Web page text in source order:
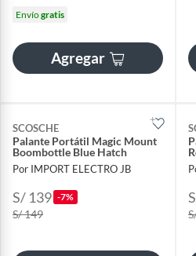
Envíogratis
Agregar
SCOSCHE
Palante Portátil Magic Mount
Boombottle Blue Hatch
Por IMPORT ELECTRO JB
S/ 139 -7%
S/ 149